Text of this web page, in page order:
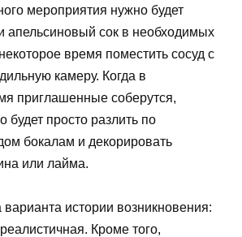
мероприятия нужно будет
апельсиновый сок в необходимых
время поместить сосуд с
камеру. Когда в
приглашенные соберутся,
будет просто разлить по
бокалам и декорировать
или лайма.
истории возникновения:
Кроме того,